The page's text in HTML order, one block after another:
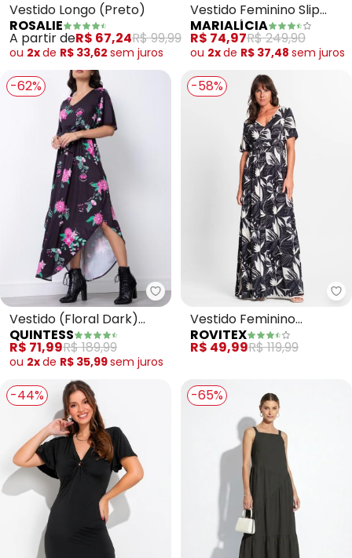
Vestido Longo (Preto)
ROSALIE
A partir deR$ 67,24R$ 99,99
ou 2xde R$ 33,62 sem juros
Vestido Feminino Slip
Dress (Preto)
MARIALÍCIA
R$ 74,97R$ 249,90
ou 2xde R$ 37,48 sem juros
-62%
Quintess - Vestido (Floral
Vestido (Floral Dark)
com Faixa para Amarrar
QUINTESS
R$ 71,99R$ 189,99
ou 2xde R$ 35,99sem juros
-58%
Vestido Feminino
Estampado (Preto)
ROVITEX
R$ 49,99R$ 119,99
-44% -65%